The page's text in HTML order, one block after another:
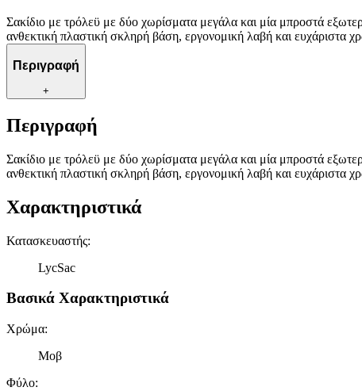
Σακίδιο με τρόλεϋ με δύο χωρίσματα μεγάλα και μία μπροστά
ανθεκτική πλαστική σκληρή βάση, εργονομική λαβή και ευχάριστα
Περιγραφή
+
Περιγραφή
Σακίδιο με τρόλεϋ με δύο χωρίσματα μεγάλα και μία μπροστά
ανθεκτική πλαστική σκληρή βάση, εργονομική λαβή και ευχάριστα
Χαρακτηριστικά
Κατασκευαστής:
LycSac
Βασικά Χαρακτηριστικά
Χρώμα:
Μοβ
Φύλο: